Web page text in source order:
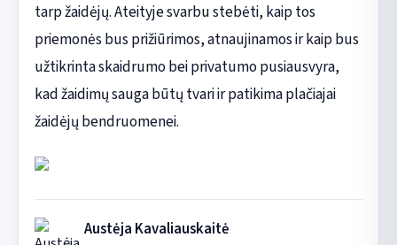
tarp žaidėjų. Ateityje svarbu stebėti, kaip tos
priemonės bus prižiūrimos, atnaujinamos ir kaip bus
užtikrinta skaidrumo bei privatumo pusiausvyra,
kad žaidimų sauga būtų tvari ir patikima plačiajai
žaidėjų bendruomenei.
Austėja Kavaliauskaitė